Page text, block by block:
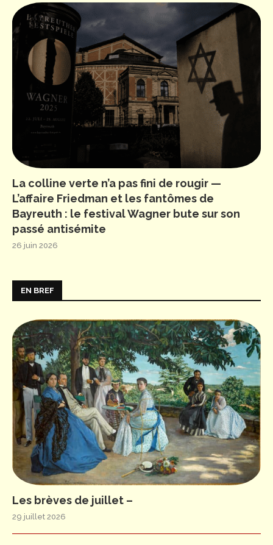
La colline verte n’a pas fini de rougir —
L’affaire Friedman et les fantômes de
Bayreuth : le festival Wagner bute sur son
passé antisémite
26 juin 2026
EN BREF
Les brèves de juillet –
29 juillet 2026